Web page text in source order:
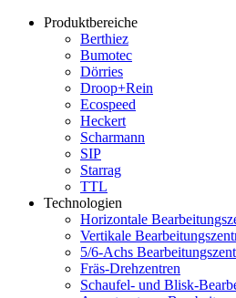
Produktbereiche
Berthiez
Bumotec
Dörries
Droop+Rein
Ecospeed
Heckert
Scharmann
SIP
Starrag
TTL
Technologien
Horizontale
Vertikale
5/6-Achs
Fräs-Drehzentren
Schaufel- und Blisk-